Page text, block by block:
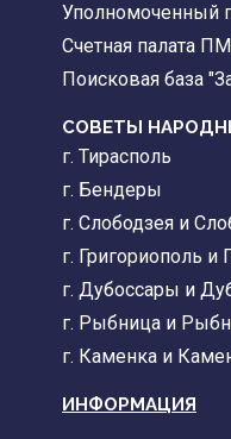
Уполномоченный
Счетная палата
Поисковая база
СОВЕТЫ
г. Тирасполь
г. Бендеры
г. Слободзея и
г. Григориополь и
г. Дубоссары и
г. Рыбница и
г. Каменка и
ИНФОРМАЦИЯ